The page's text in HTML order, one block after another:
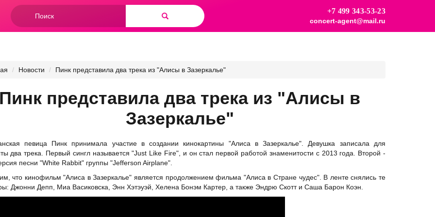
Форма
поиска
+7 499 343-53-23
concert-agent@mail.ru
Новости Пинк представила два трека из "Алисы в Зазеркалье"
Пинк представила два трека из "Алисы в
Зазеркалье"
певица Пинк принимала участие в создании кинокартины "Алиса в Зазеркалье". Девушка записала для
два трека. Первый сингл называется "Just Like Fire", и он стал первой работой знаменитости с 2013 года. Второй -
песни "White Rabbit" группы "Jefferson Airplane".
что кинофильм "Алиса в Зазеркалье" является продолжением фильма "Алиса в Стране чудес". В ленте снялись те
Джонни Депп, Миа Васиковска, Энн Хэтэуэй, Хелена Бонэм Картер, а также Эндрю Скотт и Саша Барон Коэн.